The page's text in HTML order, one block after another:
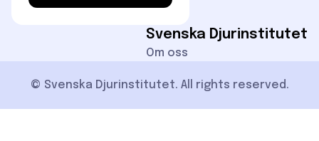
Svenska Djurinstitutet
Om oss
© Svenska Djurinstitutet. All rights reserved.